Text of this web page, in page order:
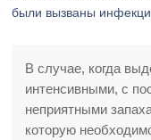
были вызваны
В случае, когда
интенсивными, с
неприятными
которую